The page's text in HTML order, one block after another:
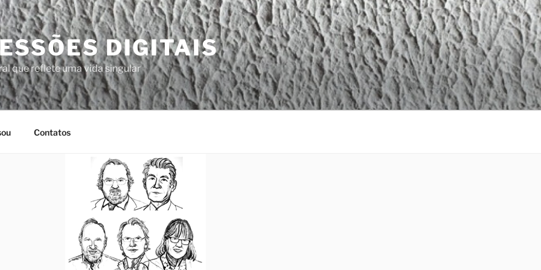
DIGITAIS
que reflete uma vida singular
Contatos